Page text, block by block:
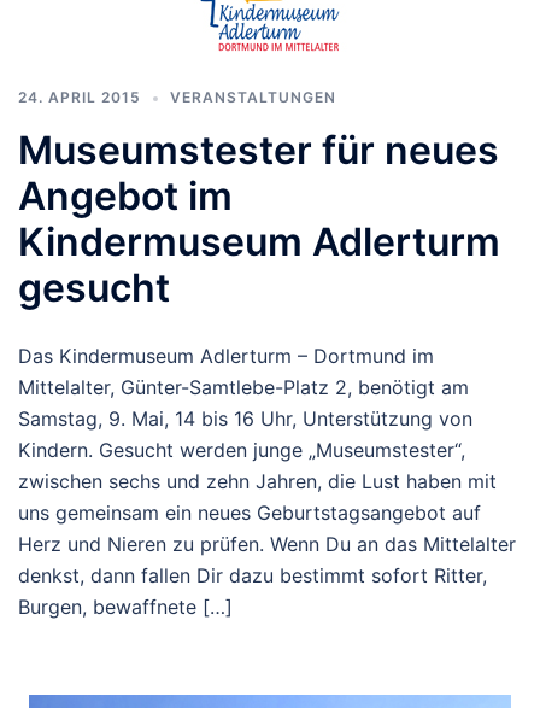
24. APRIL 2015 VERANSTALTUNGEN
Museumstester für neues
Angebot im
Kindermuseum Adlerturm
gesucht
Das Kindermuseum Adlerturm – Dortmund im
Mittelalter, Günter-Samtlebe-Platz 2, benötigt am
Samstag, 9. Mai, 14 bis 16 Uhr, Unterstützung von
Kindern. Gesucht werden junge „Museumstester“,
zwischen sechs und zehn Jahren, die Lust haben mit
uns gemeinsam ein neues Geburtstagsangebot auf
Herz und Nieren zu prüfen. Wenn Du an das Mittelalter
denkst, dann fallen Dir dazu bestimmt sofort Ritter,
Burgen, bewaffnete […]